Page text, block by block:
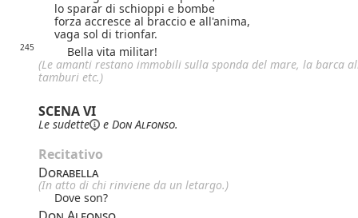
lo sparar di schioppi e bombe
forza accresce al braccio e all'anima,
vaga sol di trionfar.
245
Bella vita militar!
(Le amanti restano immobili sulla sponda del mare, la barca
tamburi etc.)
SCENA VI
Le sudette e Don Alfonso.
Recitativo
Dorabella
(In atto di chi rinviene da un letargo.)
Dove son?